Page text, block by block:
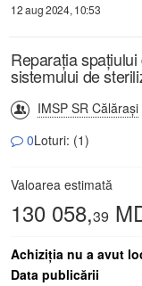
12 aug 2024, 10:53
Reparația
sistemului de
IMSP SR Călăraşi
0Loturi: (1)
Valoarea estimată
130 058,39
Achiziţia nu a avut
Data publicării